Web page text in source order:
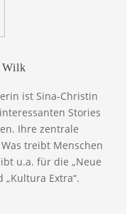
Wilk
ist Sina-Christin
Stories
Ihre zentrale
treibt Menschen
u.a. für die „Neue
„Kultura Extra“.